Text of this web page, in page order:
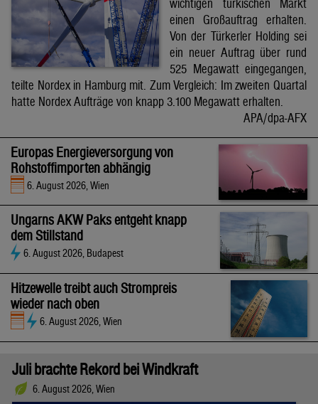
wichtigen türkischen Markt
einen Großauftrag erhalten.
Von der Türkerler Holding sei
ein neuer Auftrag über rund
525 Megawatt eingegangen,
teilte Nordex in Hamburg mit. Zum Vergleich: Im zweiten Quartal
hatte Nordex Aufträge von knapp 3.100 Megawatt erhalten.
APA/dpa-AFX
Europas Energieversorgung von
Rohstoffimporten abhängig
6. August 2026, Wien
Ungarns AKW Paks entgeht knapp
dem Stillstand
6. August 2026, Budapest
Hitzewelle treibt auch Strompreis
wieder nach oben
6. August 2026, Wien
Juli brachte Rekord bei Windkraft
6. August 2026, Wien